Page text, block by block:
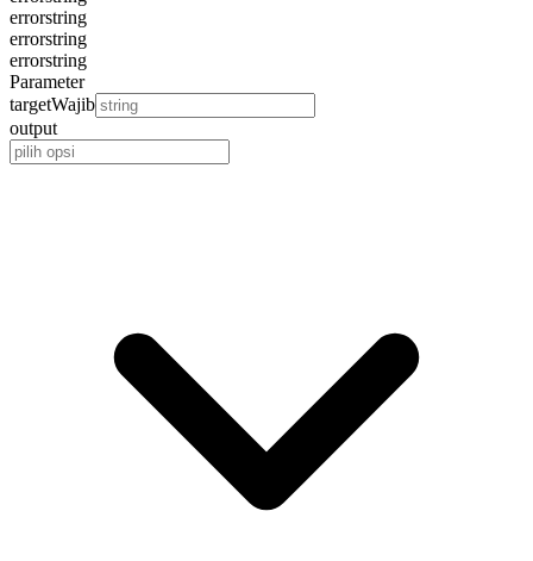
errorstring
errorstring
errorstring
Parameter
targetWajib
output